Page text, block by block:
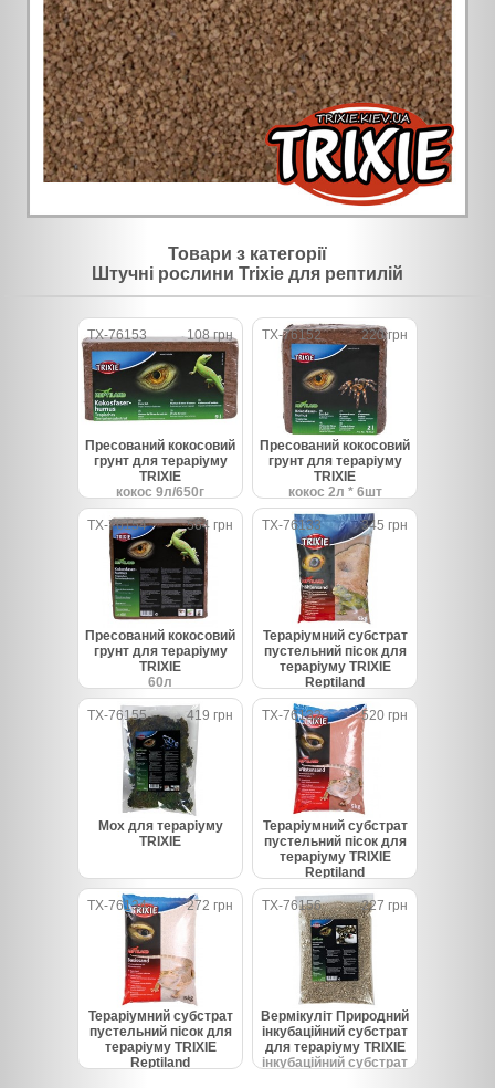
Товари з категорії
Штучні рослини Trixie для рептилій
TX-76153 108 грн
Пресований кокосовий
грунт для тераріуму
TRIXIE
кокос 9л/650г
TX-76152 220 грн
Пресований кокосовий
грунт для тераріуму
TRIXIE
кокос 2л * 6шт
TX-76154 564 грн
Пресований кокосовий
грунт для тераріуму
TRIXIE
60л
TX-76133 345 грн
Тераріумний субстрат
пустельний пісок для
тераріуму TRIXIE
Reptiland
глина 5kg
TX-76155
419 грн
Мох для тераріуму
TRIXIE
TX-76132 520 грн
Тераріумний субстрат
пустельний пісок для
тераріуму TRIXIE
Reptiland
червоний 5кг
TX-76134
272 грн
Тераріумний субстрат
пустельний пісок для
тераріуму TRIXIE
Reptiland
TX-76156 227 грн
Вермікуліт Природний
інкубаційний субстрат
для тераріуму TRIXIE
інкубаційний субстрат